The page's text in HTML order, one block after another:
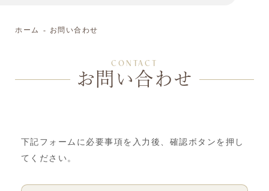
ホーム お問い合わせ
お問い合わせ
CONTACT
下記フォームに必要事項を入力後、確認ボタンを押し
てください。